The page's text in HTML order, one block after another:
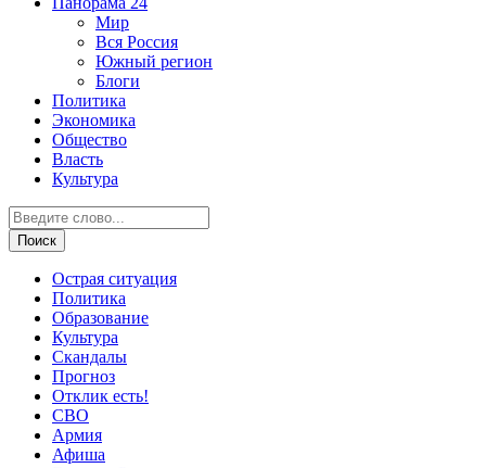
Мир
Вся Россия
Южный регион
Блоги
Политика
Экономика
Общество
Власть
Культура
Острая ситуация
Политика
Образование
Культура
Скандалы
Прогноз
Отклик есть!
СВО
Армия
Афиша